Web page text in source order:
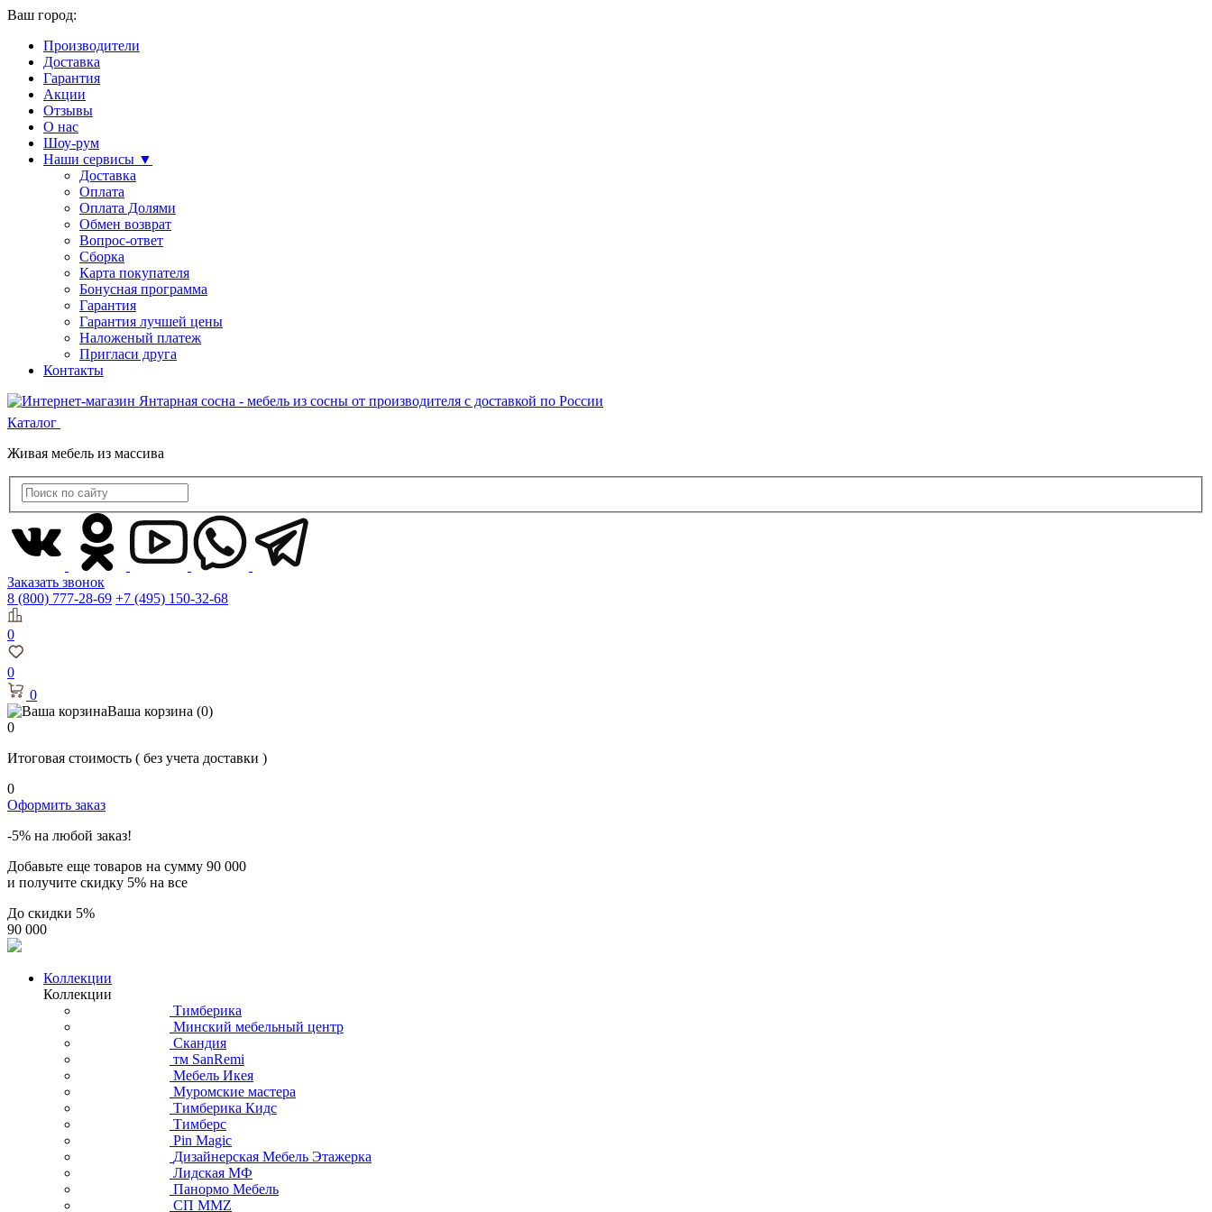
Ваш город:
Производители
Доставка
Гарантия
Акции
Отзывы
О нас
Шоу-рум
Наши сервисы ▼
Доставка
Оплата
Оплата Долями
Обмен возврат
Вопрос-ответ
Сборка
Карта покупателя
Бонусная программа
Гарантия
Гарантия лучшей цены
Наложеный платеж
Пригласи друга
Контакты
Каталог
Живая мебель из массива
Заказать звонок
8 (800) 777-28-69 +7 (495) 150-32-68
0
0
0
Ваша корзина (0)
0
Итоговая стоимость ( без учета доставки )
0
Оформить заказ
-5% на любой заказ!
Добавьте еще товаров на сумму 90 000
и получите скидку 5% на все
До скидки 5%
90 000
Коллекции
Коллекции
Тимберика
Минский мебельный центр
Скандия
тм SanRemi
Мебель Икея
Муромские мастера
Тимберика Кидс
Тимберс
Pin Magic
Дизайнерская Мебель Этажерка
Лидская МФ
Панормо Мебель
СП ММZ